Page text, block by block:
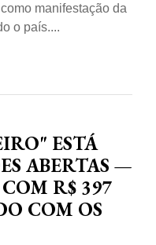
manifestação da
o país....
ESTÁ
ABERTAS —
R$ 397
COM OS